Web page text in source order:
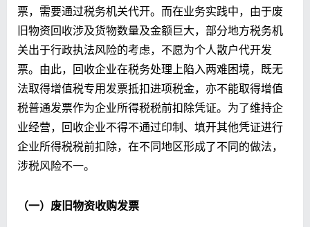
票，需要通过税务机关代开。而在业务实践中，由于废
旧物资回收涉及货物数量及金额巨大，部分地方税务机
关出于行政执法风险的考虑，不愿为个人散户代开发
票。由此，回收企业在税务处理上陷入两难困境，既无
法取得增值税专用发票抵扣进项税金，亦不能取得增值
税普通发票作为企业所得税税前扣除凭证。为了维持企
业经营，回收企业不得不通过印制、填开其他凭证进行
企业所得税税前扣除，在不同地区形成了不同的做法，
涉税风险不一。
（一）废旧物资收购发票